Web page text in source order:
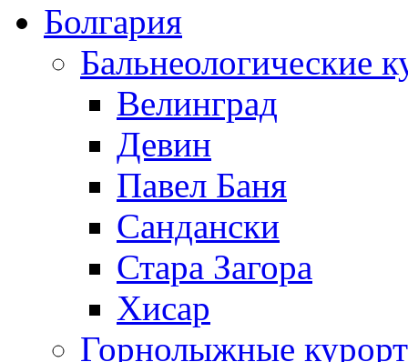
Болгария
Бальнеологические
Велинград
Девин
Павел Баня
Сандански
Стара Загора
Хисар
Горнолыжные